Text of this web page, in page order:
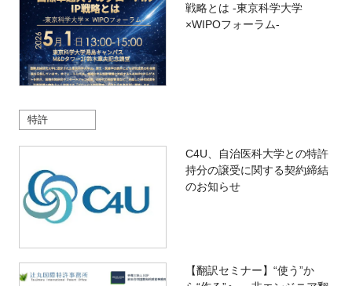
戦略とは -東京科学大学
×WIPOフォーラム-
特許
C4U、自治医科大学との特許
持分の譲受に関する契約締結
のお知らせ
【翻訳セミナー】“使う”か